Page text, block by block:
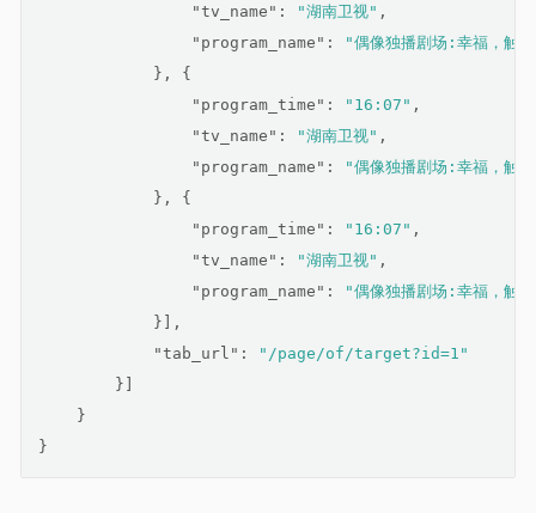
"tv_name" : "湖南卫视" ,
"program_name" :
"偶像独播剧场:幸福，触
            }, {
"program_time" : "16:07" ,
"tv_name" : "湖南卫视" ,
"program_name" :
"偶像独播剧场:幸福，触
            }, {
"program_time" : "16:07" ,
"tv_name" : "湖南卫视" ,
"program_name" :
"偶像独播剧场:幸福，触
            }],
"tab_url" :
"/page/of/target?id=1"
        }]
    }
}